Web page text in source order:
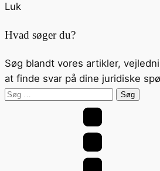
Luk
Hvad søger du?
Søg blandt vores artikler,
at finde svar på dine juridiske
Søg